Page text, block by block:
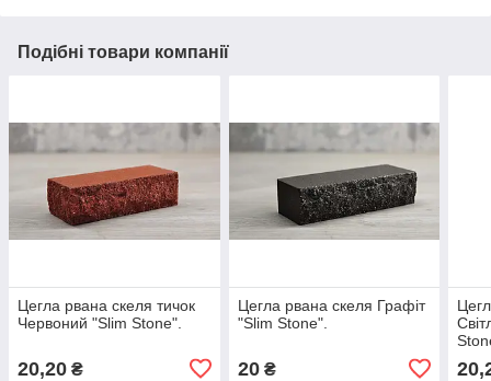
Подібні товари компанії
Цегла рвана скеля тичок
Червоний "Slim Stone".
20,20 ₴
Цегла рвана скеля Графіт
"Slim Stone".
20₴